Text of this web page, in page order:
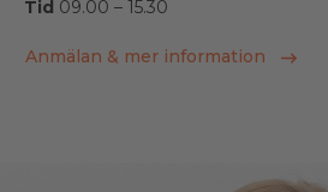
Tid 09.00 – 15.30
Anmälan & mer information